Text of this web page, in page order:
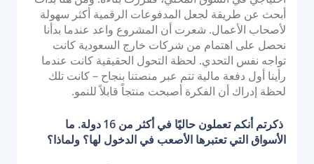
أبحث عن طريقة لجعل المدفوعات الرقمية أكثر سهولة
لأصحاب الأعمال. شعرت أن المشروع واعد عندما بدأنا
نحصل على اهتمام من شركات خارج السعودية كانت
تواجه نفس التحدي. لحظة التحول الحقيقية كانت عندما
رأينا أول دفعة مالية تتم عبر منصتنا بنجاح – كانت تلك
لحظة إدراك أن الفكرة أصبحت منتجاً قابلاً للنمو.
ذكرتم أنكم تعملون حاليًا في أكثر من 16 دولة. ما
الأسواق التي تعتبرها الأصعب في الدخول لها؟ ولماذا؟